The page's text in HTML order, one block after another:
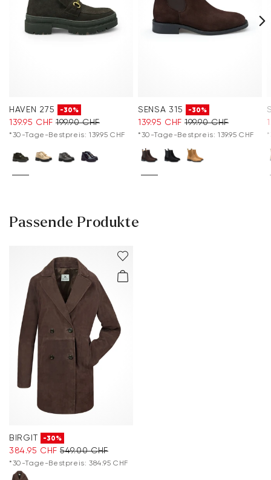
HAVEN 275 -30%
139.95 CHF 199.90 CHF
*30-Tage-Bestpreis: 139.95 CHF
SENSA 315 -30%
139.95 CHF 199.90 CHF
*30-Tage-Bestpreis: 139.95 CHF
Passende Produkte
BIRGIT -30%
384.95 CHF 549.00 CHF
*30-Tage-Bestpreis: 384.95 CHF